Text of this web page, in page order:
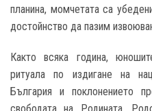
планина, момчетата са
достойнство да пазим
Както всяка година,
ритуала по издигане на
България и поклонението